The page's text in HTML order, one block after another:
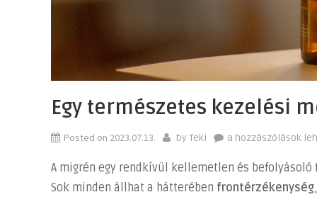
Egy természetes kezelési
Posted on 2023.07.13. byTeki
Egy
kezelési
mód
a hozzászólások
A migrén egy rendkívül kellemetlen és
Sok minden állhat a hátterében frontérzékenység